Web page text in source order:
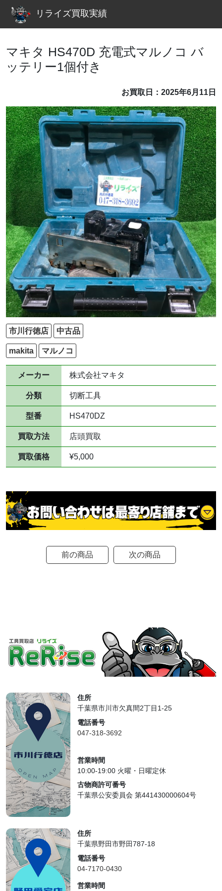
リライズ買取実績
マキタ HS470D 充電式マルノコ バ
ッテリー1個付き
お買取日：2025年6月11日
市川行徳店 中古品
makita マルノコ
メーカー 株式会社マキタ
分類 切断工具
型番 HS470DZ
買取方法 店頭買取
買取価格 ¥5,000
前の商品 次の商品
住所
千葉県市川市欠真間2丁目1-25
電話番号
047-318-3692
営業時間
10:00-19:00 火曜・日曜定休
古物商許可番号
千葉県公安委員会 第441430000604号
住所
千葉県野田市野田787-18
電話番号
04-7170-0430
営業時間